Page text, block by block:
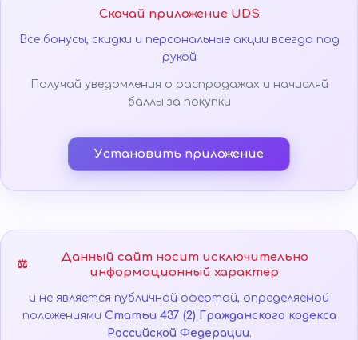
Скачай приложение UDS
Все бонусы, скидки и персональные акции всегда под
рукой
Получай уведомления о распродажах и начисляй
баллы за покупки
Установить приложение
⚖️
Данный сайт носит исключительно
информационный характер
и не является публичной офертой, определяемой
положениями Статьи 437 (2) Гражданского кодекса
Российской Федерации.